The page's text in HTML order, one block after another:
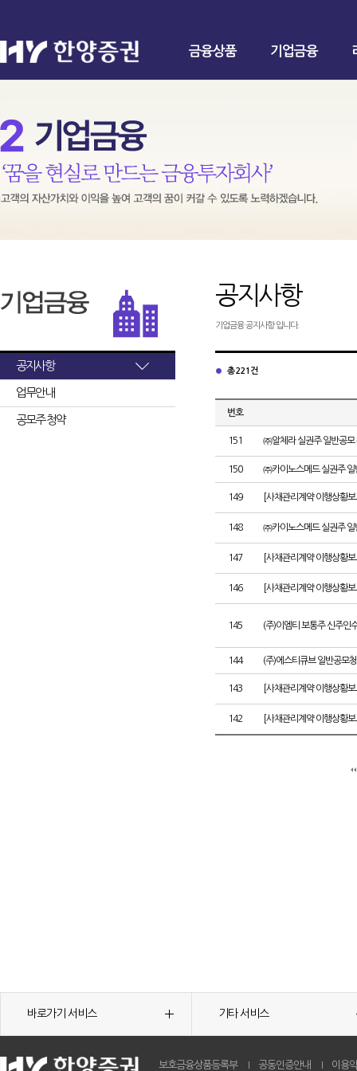
금융상품 기업금융
공지사항
업무안내
공모주 청약
공지사항
기업금융 공지사항 입니다.
총 221건
번호
151 ㈜알체라 실권주 일반공모
150 ㈜카이노스메드 실권주 일
149 [사채관리계약 이행상황
148 ㈜카이노스메드 실권주 일
147 [사채관리계약 이행상황
146 [사채관리계약 이행상황
145 (주)이엠티 보통주 신주인
144 (주)에스티큐브 일반공모
143 [사채관리계약 이행상황
142 [사채관리계약 이행상황
바로가기 서비스 기타 서비스
보호금융상품등록부 공동인증안내 이용